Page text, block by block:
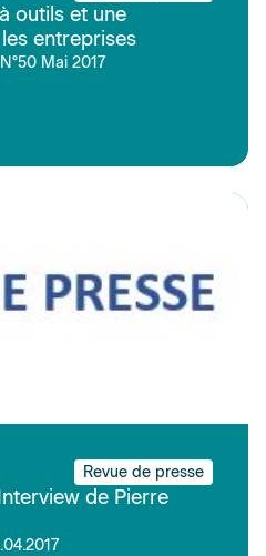
outils et une
entreprises
Mai 2017
Revue de presse
de Pierre